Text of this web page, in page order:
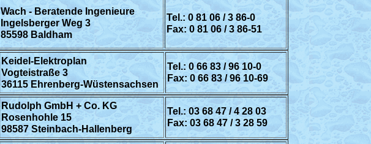
Wach - Beratende Ingenieure
Ingelsberger Weg 3
85598 Baldham
Tel.: 0 81 06 / 3 86-0
Fax: 0 81 06 / 3 86-51
Keidel-Elektroplan
Vogteistraße 3
36115 Ehrenberg-Wüstensachsen
Tel.: 0 66 83 / 96 10-0
Fax: 0 66 83 / 96 10-69
Rudolph GmbH + Co. KG
Rosenhohle 15
98587 Steinbach-Hallenberg
Tel.: 03 68 47 / 4 28 03
Fax: 03 68 47 / 3 28 59